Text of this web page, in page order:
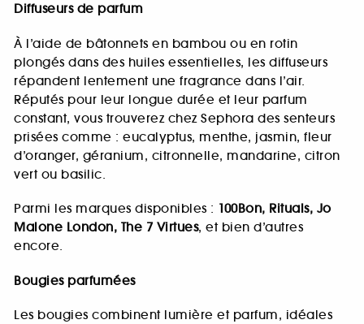
Diffuseurs de parfum
À l’aide de bâtonnets en bambou ou en rotin
plongés dans des huiles essentielles, les diffuseurs
répandent lentement une fragrance dans l’air.
Réputés pour leur longue durée et leur parfum
constant, vous trouverez chez Sephora des senteurs
prisées comme : eucalyptus, menthe, jasmin, fleur
d’oranger, géranium, citronnelle, mandarine, citron
vert ou basilic.
Parmi les marques disponibles : 100Bon, Rituals, Jo
Malone London, The 7 Virtues, et bien d’autres
encore.
Bougies parfumées
Les bougies combinent lumière et parfum, idéales